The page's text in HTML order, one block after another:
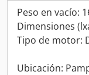
Peso en vacío:
Dimensiones
Tipo de motor:
Ubicación: